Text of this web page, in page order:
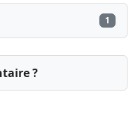
1
?